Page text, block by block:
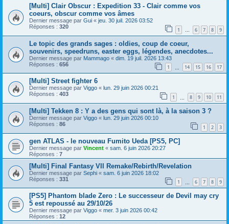
[Multi] Clair Obscur : Expedition 33 - Clair comme vos
coeurs, obscur comme vos âmes
Dernier message par Gui « jeu. 30 juil. 2026 03:52
Réponses : 320 1 … 6 7 8 9
Le topic des grands sages : oldies, coup de coeur,
souvenirs, speedruns, easter eggs, légendes, anecdotes...
Dernier message par Mammago « dim. 19 juil. 2026 13:43
Réponses : 656 1 14 15 16 17
[Multi] Street fighter 6
Dernier message par Viggo « lun. 29 juin 2026 00:21
Réponses : 403 1 8 9 10 11
[Multi] Tekken 8 : Y a des gens qui sont là, à la saison 3 ?
Dernier message par Viggo « lun. 29 juin 2026 00:10
Réponses : 86 1 2 3
gen ATLAS - le nouveau Fumito Ueda [PS5, PC]
Dernier message par Vincent « sam. 6 juin 2026 20:27
Réponses : 7
[Multi] Final Fantasy VII Remake/Rebirth/Revelation
Dernier message par Sephi « sam. 6 juin 2026 18:02
Réponses : 331 1 6 7 8 9
[PS5] Phantom blade Zero : Le successeur de Devil may cry
5 est repoussé au 29/10/26
Dernier message par Viggo « mer. 3 juin 2026 00:42
Réponses : 12